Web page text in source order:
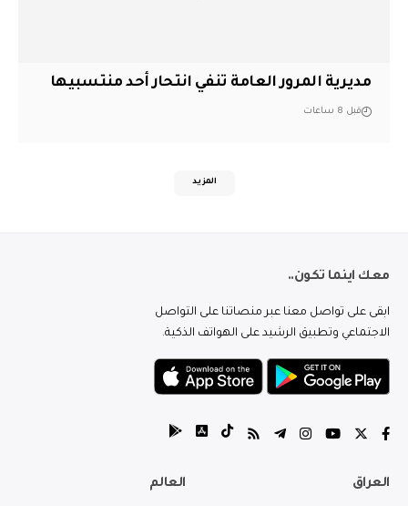
مديرية المرور العامة تنفي انتحار أحد منتسبيها
قبل 8 ساعات
المزيد
معك اينما تكون..
ابقى على تواصل معنا عبر منصاتنا على التواصل
الاجتماعي وتطبيق الرشيد على الهواتف الذكية.
العراق العالم